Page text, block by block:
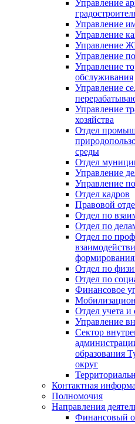
Управление
Управление
Управление
Управление
Управление
Управление
обслуживания
Управление
Управление
хозяйства
Отдел
среды
Отдел
Управление
Управление
Отдел кадров
Правовой
Отдел по
Отдел по
Отдел по
Отдел по
Отдел по
Финансовое
Отдел учета и
Управление
Сектор
образования
округ
Контактная
Полномочия
Направления
Финансовый